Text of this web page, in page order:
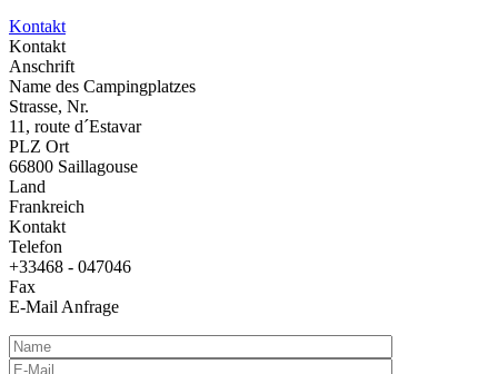
Kontakt
Kontakt
Anschrift
Name des Campingplatzes
Strasse, Nr.
11, route d´Estavar
PLZ Ort
66800 Saillagouse
Land
Frankreich
Kontakt
Telefon
+33468 - 047046
Fax
E-Mail Anfrage